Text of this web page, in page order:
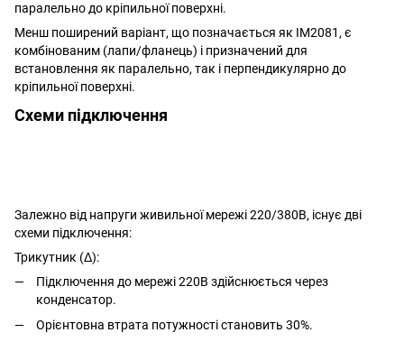
паралельно до кріпильної поверхні.
Менш поширений варіант, що позначається як IM2081, є
комбінованим (лапи/фланець) і призначений для
встановлення як паралельно, так і перпендикулярно до
кріпильної поверхні.
Схеми підключення
Залежно від напруги живильної мережі 220/380В, існує дві
схеми підключення:
Трикутник (Δ):
Підключення до мережі 220В здійснюється через
конденсатор.
Орієнтовна втрата потужності становить 30%.